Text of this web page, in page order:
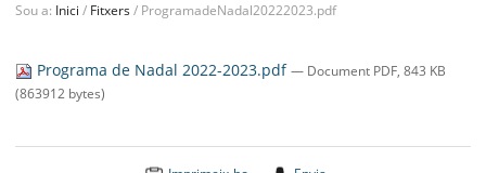
BELL-LLOC SOLUCIONA
Sou a: Inici / Fitxers/ ProgramadeNadal20222023.pdf
Programa de Nadal 2022-2023.pdf— Document PDF, 843 KB
(863912 bytes)